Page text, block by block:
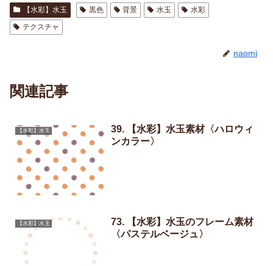
【水彩】水玉 黒色 背景 水玉
水彩
テクスチャ
naomi
関連記事
【水彩】水玉
39. 【水彩】水玉素材〈ハロウィ
ンカラー〉
【水彩】水玉
73. 【水彩】水玉のフレーム素材
〈パステルベージュ〉